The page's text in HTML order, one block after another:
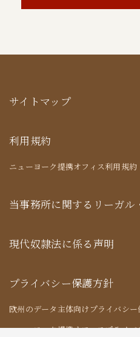
サイトマップ
利用規約
ニューヨーク提携オフィス利用規約
当事務所に関するリーガル
現代奴隷法に係る声明
プライバシー保護方針
欧州のデータ主体向けプライバシ
ニューヨーク提携オフィスプライ